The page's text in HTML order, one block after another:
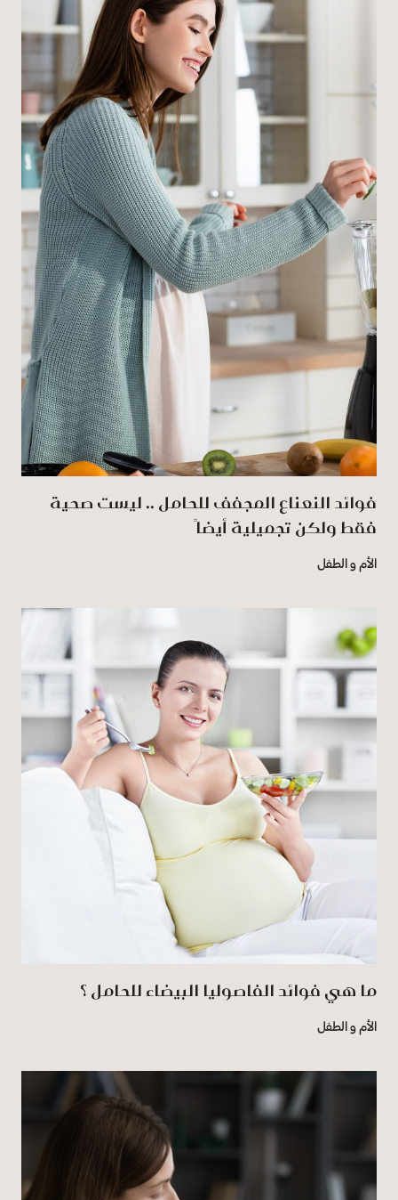
فوائد النعناع المجفف للحامل .. ليست صحية
فقط ولكن تجميلية أيضاً
الأم و الطفل
ما هي فوائد الفاصوليا البيضاء للحامل ؟
الأم و الطفل